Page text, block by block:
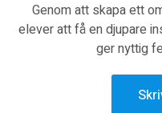
Genom att skapa ett
elever att få en djupare
ger nyttig